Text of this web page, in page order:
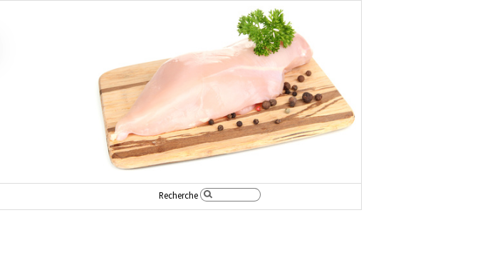
Recherche